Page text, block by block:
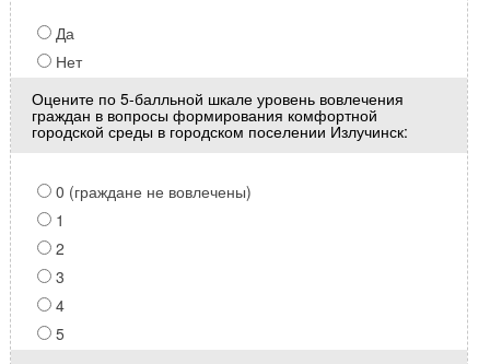
Да
Нет
Оцените по 5-балльной шкале уровень вовлечения
граждан в вопросы формирования комфортной
городской среды в городском поселении Излучинск:
0 (граждане не вовлечены)
1
2
3
4
5